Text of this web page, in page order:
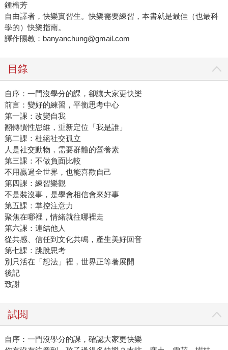
鍾榕芳
自由譯者，快樂實習生。快樂需要練習，本書就是最佳（也最科
學的）快樂指南。
譯作賜教：banyanchung@gmail.com
目錄
自序：一門沒學分的課，卻讓大家更快樂
前言：變好的練習，平衡思考中心
第一課：改變自我
翻轉慣性思維，重新定位「我是誰」
第二課：杜絕社交孤立
人是社交動物，需要群體的營養素
第三課：不做負面比較
不用贏過全世界，也能喜歡自己
第四課：練習樂觀
不是裝沒事，是學會相信會來好事
第五課：掌控注意力
聚焦在哪裡，情緒就往哪裡走
第六課：連結他人
從共感、信任到文化共鳴，產生美好回音
第七課：跳脫思考
別只活在「想法」裡，世界正等著展開
後記
致謝
試閱
自序：一門沒學分的課，確認大家更快樂